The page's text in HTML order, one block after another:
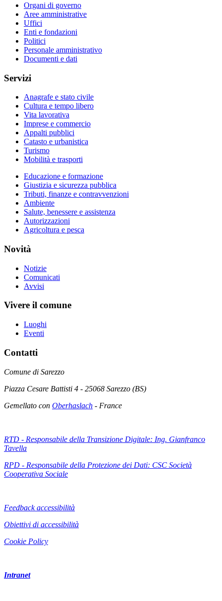
Organi di governo
Aree amministrative
Uffici
Enti e fondazioni
Politici
Personale amministrativo
Documenti e dati
Servizi
Anagrafe e stato civile
Cultura e tempo libero
Vita lavorativa
Imprese e commercio
Appalti pubblici
Catasto e urbanistica
Turismo
Mobilità e trasporti
Educazione e formazione
Giustizia e sicurezza pubblica
Tributi, finanze e contravvenzioni
Ambiente
Salute, benessere e assistenza
Autorizzazioni
Agricoltura e pesca
Novità
Notizie
Comunicati
Avvisi
Vivere il comune
Luoghi
Eventi
Contatti
Comune di Sarezzo
Piazza Cesare Battisti 4 - 25068 Sarezzo (BS)
Gemellato con Oberhaslach - France
RTD - Responsabile della Transizione Digitale: Ing. Gianfranco
Tavella
RPD - Responsabile della Protezione dei Dati: CSC Società
Cooperativa Sociale
Feedback accessibilità
Obiettivi di accessibilità
Cookie Policy
Intranet